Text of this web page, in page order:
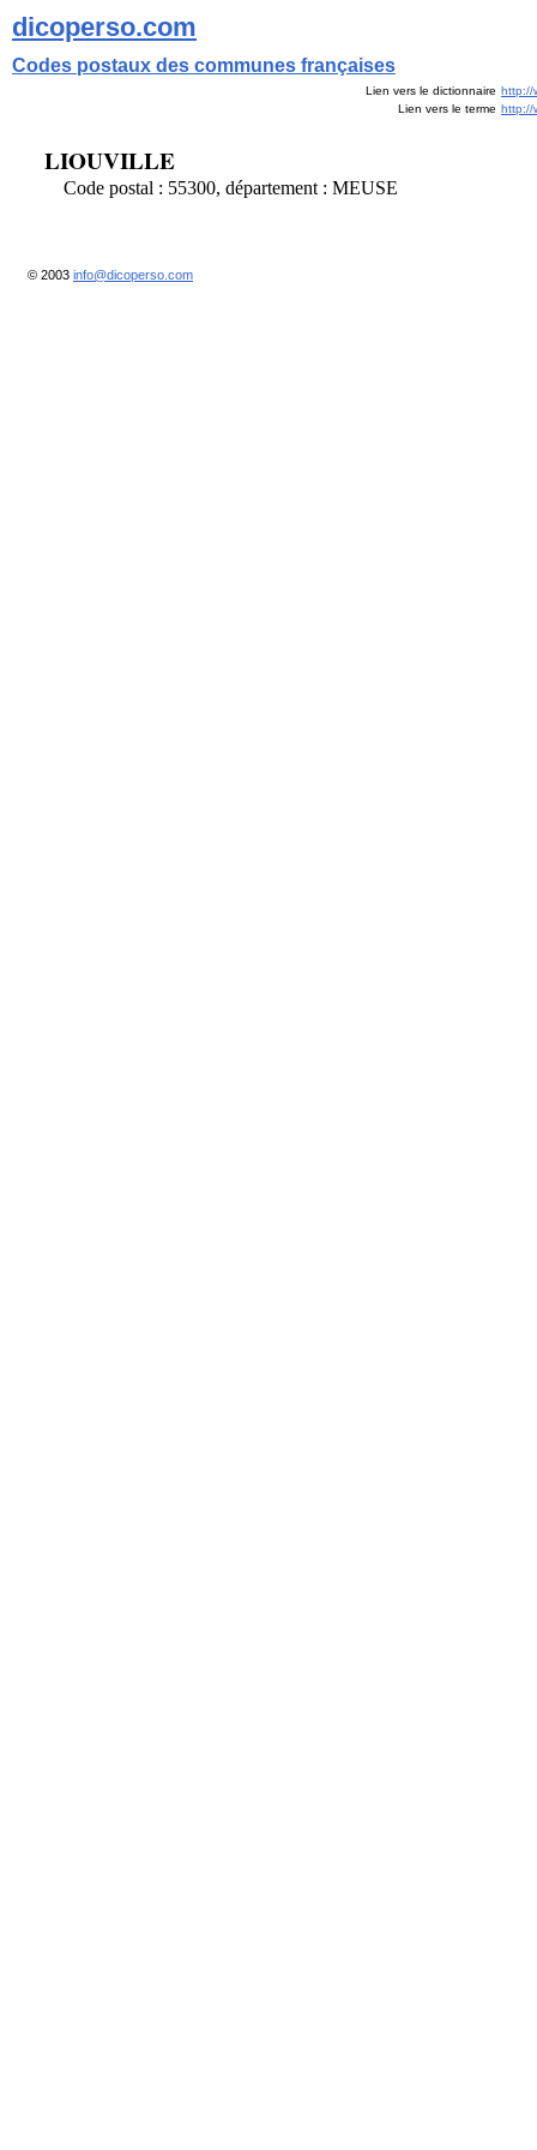
dicoperso.com
Codes postaux des communes françaises
Lien vers le dictionnaire http://
Lien vers le terme http://
LIOUVILLE
Code postal : 55300, département : MEUSE
© 2003 info@dicoperso.com